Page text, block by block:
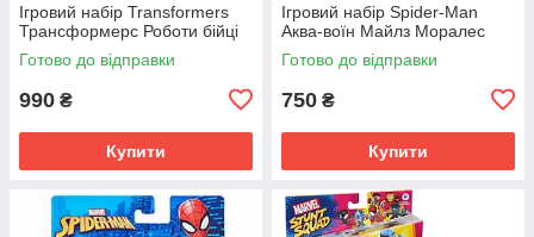
Ігровий набір Transformers
Трансформерс Роботи бійці
Готово до відправки
990 ₴
Купити
Ігровий набір Spider-Man
Аква-воїн Майлз Моралес
Готово до відправки
750 ₴
Купити